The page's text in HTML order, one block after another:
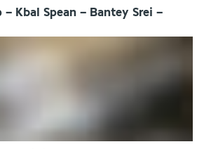
– Kbal Spean – Bantey Srei –